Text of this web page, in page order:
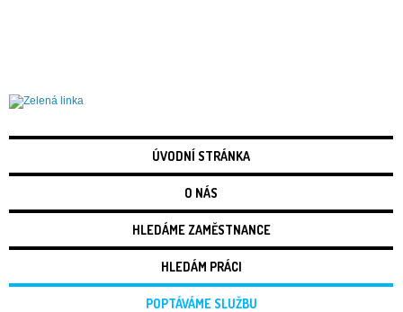
ÚVODNÍ STRÁNKA
O NÁS
HLEDÁME ZAMĚSTNANCE
HLEDÁM PRÁCI
POPTÁVÁME SLUŽBU